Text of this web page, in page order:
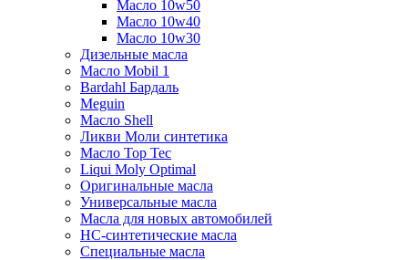
Масло 10w50
Масло 10w40
Масло 10w30
Дизельные масла
Масло Mobil 1
Bardahl Бардаль
Meguin
Масло Shell
Ликви Моли синтетика
Масло Top Tec
Liqui Moly Optimal
Оригинальные масла
Универсальные масла
Масла для новых автомобилей
HC-синтетические масла
Специальные масла